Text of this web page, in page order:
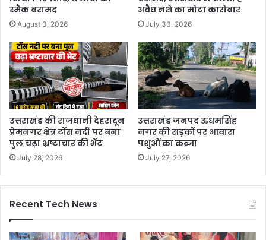
स्मैक बरामद
August 3, 2026
अवैध नशे का मोटा कारोबार
July 30, 2026
उत्तराखंड की राजधानी देहरादून
प्रेमनगर क्षेत्र टोंस नदी पर बना
पुल चढ़ा भ्रष्टाचार की भेंट
July 28, 2026
उत्तराखंड जनपद ऊधमसिंह
नगर की सड़कों पर आवारा
पशुओं का कब्जा
July 27, 2026
Recent Tech News